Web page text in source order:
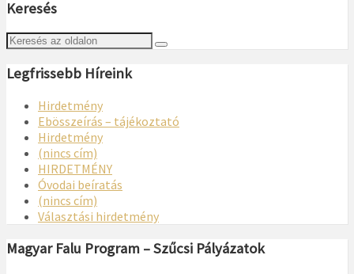
Keresés
Legfrissebb Híreink
Hirdetmény
Ebösszeírás – tájékoztató
Hirdetmény
(nincs cím)
HIRDETMÉNY
Óvodai beíratás
(nincs cím)
Választási hirdetmény
Magyar Falu Program – Szűcsi Pályázatok